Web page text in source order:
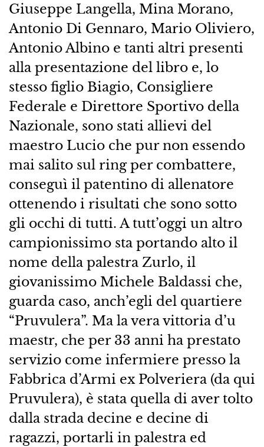
Giuseppe Langella, Mina Morano,
Antonio Di Gennaro, Mario Oliviero,
Antonio Albino e tanti altri presenti
alla presentazione del libro e, lo
stesso figlio Biagio, Consigliere
Federale e Direttore Sportivo della
Nazionale, sono stati allievi del
maestro Lucio che pur non essendo
mai salito sul ring per combattere,
conseguì il patentino di allenatore
ottenendo i risultati che sono sotto
gli occhi di tutti. A tutt’oggi un altro
campionissimo sta portando alto il
nome della palestra Zurlo, il
giovanissimo Michele Baldassi che,
guarda caso, anch’egli del quartiere
“Pruvulera”. Ma la vera vittoria d’u
maestr, che per 33 anni ha prestato
servizio come infermiere presso la
Fabbrica d’Armi ex Polveriera (da qui
Pruvulera), è stata quella di aver tolto
dalla strada decine e decine di
ragazzi, portarli in palestra ed